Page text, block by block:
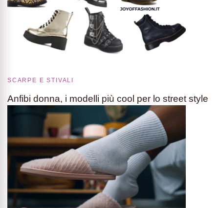
SCARPE E STIVALI
Anfibi donna, i modelli più cool per lo street style